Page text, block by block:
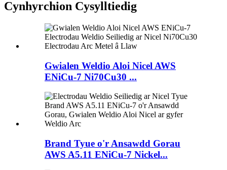
Cynhyrchion Cysylltiedig
Gwialen Weldio Aloi Nicel AWS
ENiCu-7 Ni70Cu30 ...
Brand Tyue o'r Ansawdd Gorau
AWS A5.11 ENiCu-7 Nickel...